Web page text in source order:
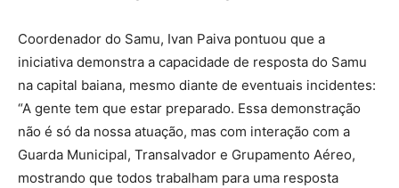
Coordenador do Samu, Ivan Paiva pontuou que a
iniciativa demonstra a capacidade de resposta do Samu
na capital baiana, mesmo diante de eventuais incidentes:
“A gente tem que estar preparado. Essa demonstração
não é só da nossa atuação, mas com interação com a
Guarda Municipal, Transalvador e Grupamento Aéreo,
mostrando que todos trabalham para uma resposta